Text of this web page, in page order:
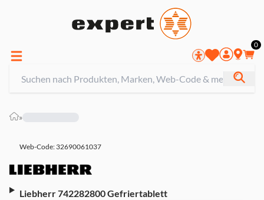
0
»
Web-Code: 32690061037
Liebherr 742282800 Gefriertablett